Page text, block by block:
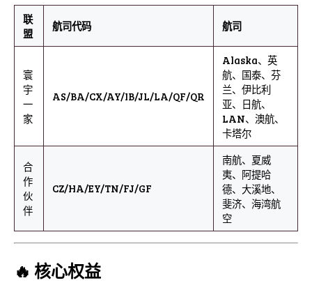
联
盟
航司代码 航司
寰
宇
一
家
AS/BA/CX/AY/IB/JL/LA/QF/QR
Alaska、英
航、国泰、芬
兰、伊比利
亚、日航、
LAN、澳航、
卡塔尔
合
作
伙
伴
CZ/HA/EY/TN/FJ/GF
南航、夏威
夷、阿提哈
德、大溪地、
斐济、海湾航
空
🔥 核心权益